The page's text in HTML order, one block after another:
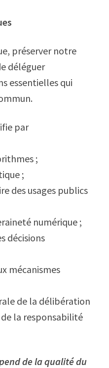
préserver notre
déléguer
essentielles qui
par
;
;
des usages publics
numérique ;
décisions
mécanismes
de la délibération
la responsabilité
de la qualité du